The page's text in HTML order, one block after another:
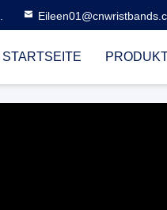
STARTSEITE